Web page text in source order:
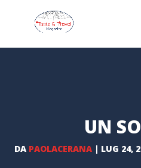
UN
DA PAOLACERANA| LUG 24,